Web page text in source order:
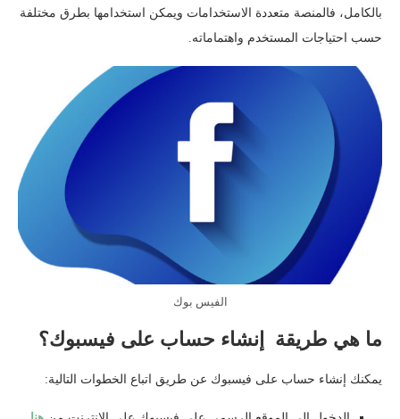
بالكامل، فالمنصة متعددة الاستخدامات ويمكن استخدامها بطرق مختلفة
حسب احتياجات المستخدم واهتماماته.
الفيس بوك
ما هي طريقة إنشاء حساب على فيسبوك؟
يمكنك إنشاء حساب على فيسبوك عن طريق اتباع الخطوات التالية: